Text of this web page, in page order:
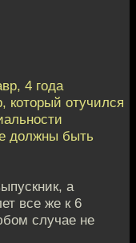
4 года
который отучился
должны быть
а
все же к 6
случае не